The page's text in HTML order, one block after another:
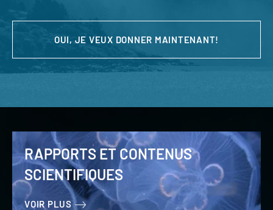
OUI, JE VEUX DONNER MAINTENANT!
RAPPORTS ET CONTENUS
SCIENTIFIQUES
VOIR PLUS